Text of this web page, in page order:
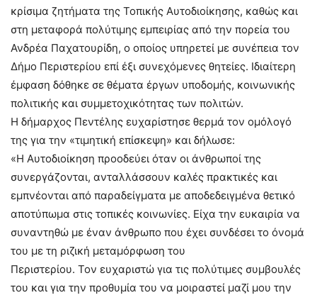
κρίσιμα ζητήματα της Τοπικής Αυτοδιοίκησης, καθώς και
στη μεταφορά πολύτιμης εμπειρίας από την πορεία του
Ανδρέα Παχατουρίδη, ο οποίος υπηρετεί με συνέπεια τον
Δήμο Περιστερίου επί έξι συνεχόμενες θητείες. Ιδιαίτερη
έμφαση δόθηκε σε θέματα έργων υποδομής, κοινωνικής
πολιτικής και συμμετοχικότητας των πολιτών.
Η δήμαρχος Πεντέλης ευχαρίστησε θερμά τον ομόλογό
της για την «τιμητική επίσκεψη» και δήλωσε:
«Η Αυτοδιοίκηση προοδεύει όταν οι άνθρωποί της
συνεργάζονται, ανταλλάσσουν καλές πρακτικές και
εμπνέονται από παραδείγματα με αποδεδειγμένα θετικό
αποτύπωμα στις τοπικές κοινωνίες. Είχα την ευκαιρία να
συναντηθώ με έναν άνθρωπο που έχει συνδέσει το όνομά
του με τη ριζική μεταμόρφωση του
Περιστερίου. Τον ευχαριστώ για τις πολύτιμες συμβουλές
του και για την προθυμία του να μοιραστεί μαζί μου την